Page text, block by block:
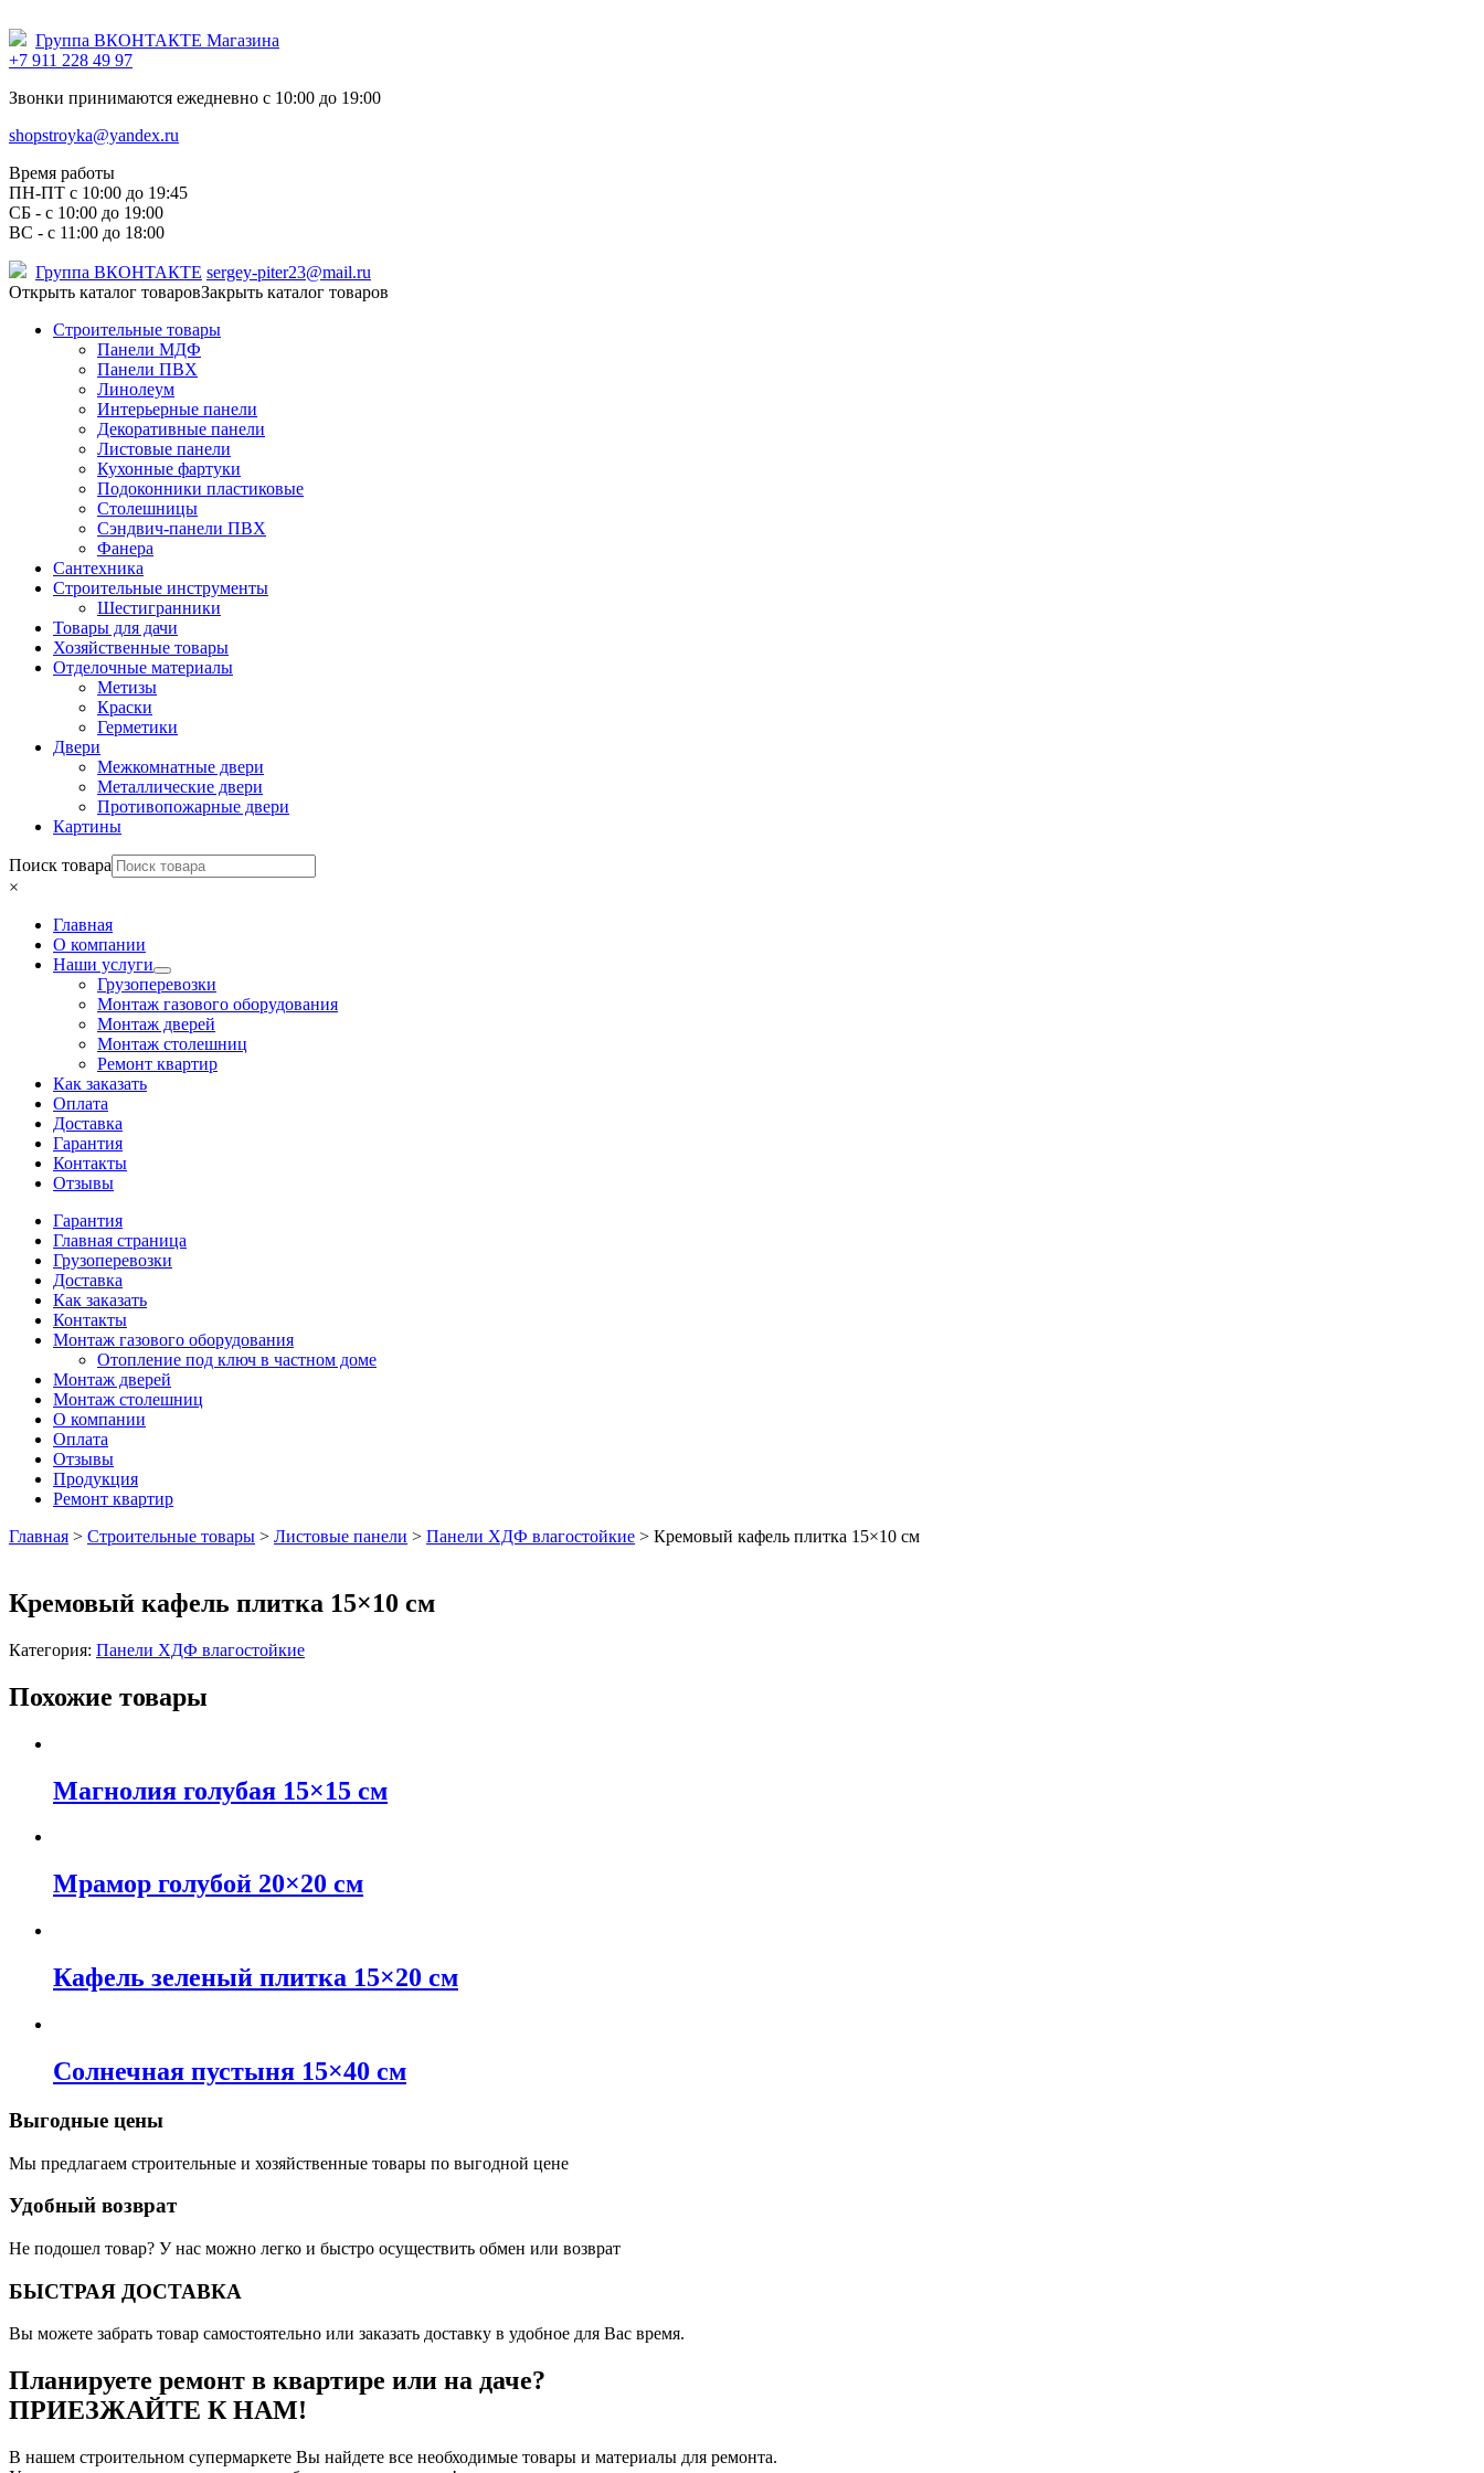
Группа ВКОНТАКТЕ Магазина
+7 911 228 49 97
Звонки принимаются ежедневно с 10:00 до 19:00
shopstroyka@yandex.ru
Время работы
ПН-ПТ c 10:00 до 19:45
СБ - с 10:00 до 19:00
ВС - с 11:00 до 18:00
Группа ВКОНТАКТЕ sergey-piter23@mail.ru
Открыть каталог товаровЗакрыть каталог товаров
Строительные товары
Панели МДФ
Панели ПВХ
Линолеум
Интерьерные панели
Декоративные панели
Листовые панели
Кухонные фартуки
Подоконники пластиковые
Столешницы
Сэндвич-панели ПВХ
Фанера
Сантехника
Строительные инструменты
Шестигранники
Товары для дачи
Хозяйственные товары
Отделочные материалы
Метизы
Краски
Герметики
Двери
Межкомнатные двери
Металлические двери
Противопожарные двери
Картины
Поиск товара
×
Главная
О компании
Наши услуги
Грузоперевозки
Монтаж газового оборудования
Монтаж дверей
Монтаж столешниц
Ремонт квартир
Как заказать
Оплата
Доставка
Гарантия
Контакты
Отзывы
Гарантия
Главная страница
Грузоперевозки
Доставка
Как заказать
Контакты
Монтаж газового оборудования
Отопление под ключ в частном доме
Монтаж дверей
Монтаж столешниц
О компании
Оплата
Отзывы
Продукция
Ремонт квартир
Главная > Строительные товары > Листовые панели > Панели ХДФ влагостойкие > Кремовый кафель плитка 15×10 см
Кремовый кафель плитка 15×10 см
Категория: Панели ХДФ влагостойкие
Похожие товары
Магнолия голубая 15×15 см
Мрамор голубой 20×20 см
Кафель зеленый плитка 15×20 см
Солнечная пустыня 15×40 см
Выгодные цены
Мы предлагаем строительные и хозяйственные товары по выгодной цене
Удобный возврат
Не подошел товар? У нас можно легко и быстро осуществить обмен или возврат
БЫСТРАЯ ДОСТАВКА
Вы можете забрать товар самостоятельно или заказать доставку в удобное для Вас время.
Планируете ремонт в квартире или на даче?
ПРИЕЗЖАЙТЕ К НАМ!
В нашем строительном супермаркете Вы найдете все необходимые товары и материалы для ремонта.